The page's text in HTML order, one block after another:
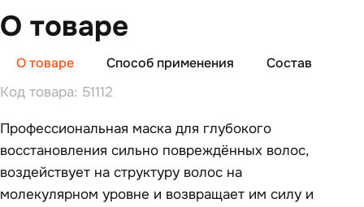
О товаре
О товаре Способ применения Состав
Код товара: 51112
Профессиональная маска для глубокого
восстановления сильно повреждённых волос,
воздействует на структуру волос на
молекулярном уровне и возвращает им силу и